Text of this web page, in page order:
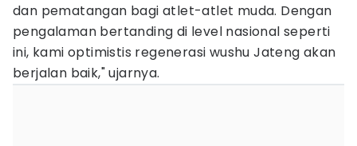
dan pematangan bagi atlet-atlet muda. Dengan
pengalaman bertanding di level nasional seperti
ini, kami optimistis regenerasi wushu Jateng akan
berjalan baik," ujarnya.